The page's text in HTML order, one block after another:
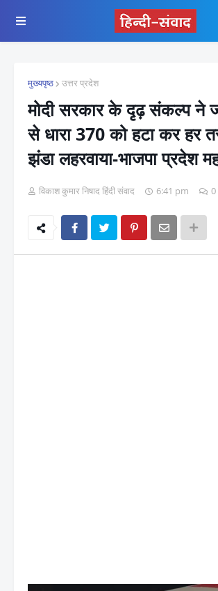
मुख्यपृष्ठ उत्तर प्रदेश
मोदी सरकार के दृढ़ संकल्प ने
से धारा 370 को हटा कर हर
झंडा लहरवाया-भाजपा प्रदेश
विकाश कुमार निषाद हिंदी संवाद 6:41 pm 0